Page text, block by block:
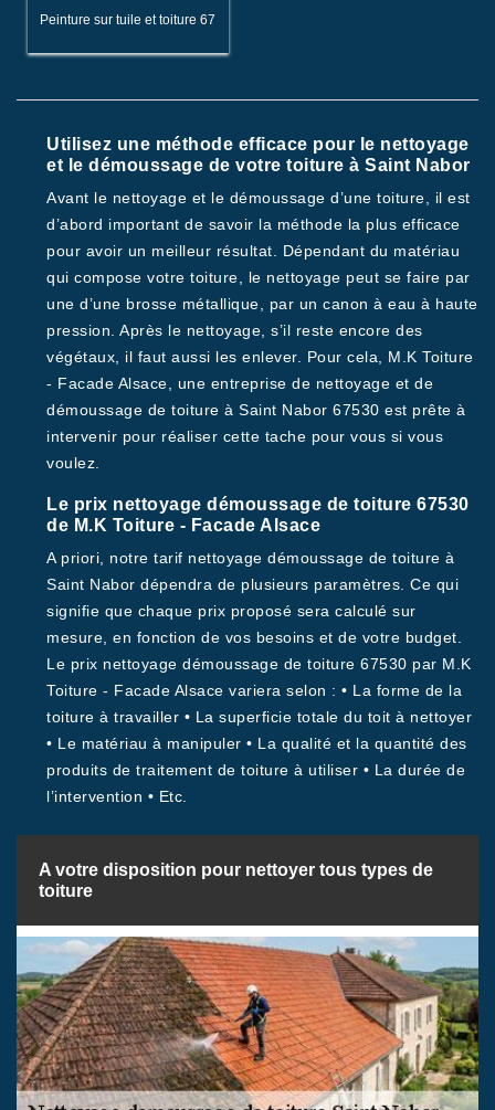
Peinture sur tuile et toiture 67
Utilisez une méthode efficace pour le nettoyage
et le démoussage de votre toiture à Saint Nabor
Avant le nettoyage et le démoussage d’une toiture, il est
d’abord important de savoir la méthode la plus efficace
pour avoir un meilleur résultat. Dépendant du matériau
qui compose votre toiture, le nettoyage peut se faire par
une d’une brosse métallique, par un canon à eau à haute
pression. Après le nettoyage, s’il reste encore des
végétaux, il faut aussi les enlever. Pour cela, M.K Toiture
- Facade Alsace, une entreprise de nettoyage et de
démoussage de toiture à Saint Nabor 67530 est prête à
intervenir pour réaliser cette tache pour vous si vous
voulez.
Le prix nettoyage démoussage de toiture 67530
de M.K Toiture - Facade Alsace
A priori, notre tarif nettoyage démoussage de toiture à
Saint Nabor dépendra de plusieurs paramètres. Ce qui
signifie que chaque prix proposé sera calculé sur
mesure, en fonction de vos besoins et de votre budget.
Le prix nettoyage démoussage de toiture 67530 par M.K
Toiture - Facade Alsace variera selon : • La forme de la
toiture à travailler • La superficie totale du toit à nettoyer
• Le matériau à manipuler • La qualité et la quantité des
produits de traitement de toiture à utiliser • La durée de
l’intervention • Etc.
A votre disposition pour nettoyer tous types de
toiture